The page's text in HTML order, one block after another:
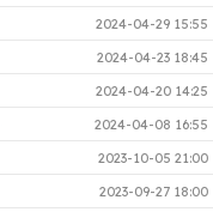
2024-04-29 15:55
2024-04-23 18:45
2024-04-20 14:25
2024-04-08 16:55
2023-10-05 21:00
2023-09-27 18:00